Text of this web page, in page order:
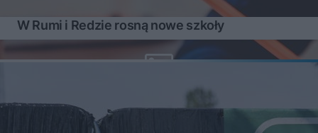
W Rumi i Redzie rosną nowe szkoły